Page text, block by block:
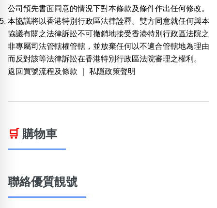
公司預先書面同意的情況下對本條款及條件作出任何修改。
本協議將以香港特別行政區法律詮釋。雙方同意就任何與本
協議有關之法律訴訟不可撤銷地接受香港特別行政區法院之
非專屬司法管轄權管轄，並放棄任何以不適合管轄地為理由
而反對該等法律訴訟在香港特別行政區法院審理之權利。
返回買號流程及條款
私隱政策聲明
🛒 購物車
聯絡優質靚號